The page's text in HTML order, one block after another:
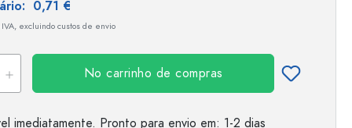
0,71 €
excluindo custos de envio
No carrinho de compras
imediatamente. Pronto para envio em: 1-2 dias